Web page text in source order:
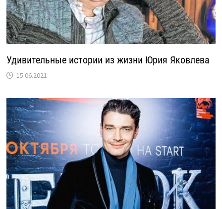
Удивительные истории из жизни Юрия Яковлева
15.06.2021